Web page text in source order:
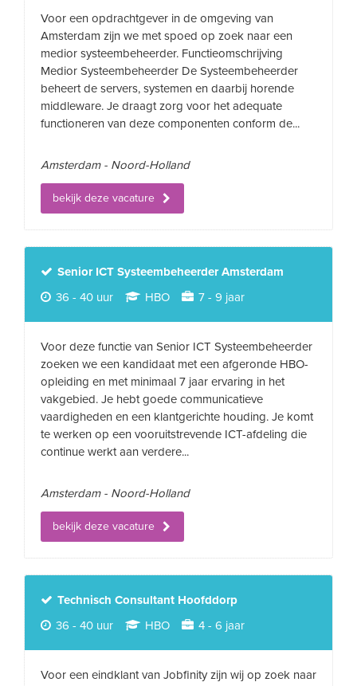
Voor een opdrachtgever in de omgeving van
Amsterdam zijn we met spoed op zoek naar een
medior systeembeheerder. Functieomschrijving
Medior Systeembeheerder De Systeembeheerder
beheert de servers, systemen en daarbij horende
middleware. Je draagt zorg voor het adequate
functioneren van deze componenten conform de...
Amsterdam - Noord-Holland
bekijk deze vacature
Senior ICT Systeembeheerder Amsterdam
36 - 40 uur
HBO 7 - 9 jaar
Voor deze functie van Senior ICT Systeembeheerder
zoeken we een kandidaat met een afgeronde HBO-
opleiding en met minimaal 7 jaar ervaring in het
vakgebied. Je hebt goede communicatieve
vaardigheden en een klantgerichte houding. Je komt
te werken op een vooruitstrevende ICT-afdeling die
continue werkt aan verdere...
Amsterdam - Noord-Holland
bekijk deze vacature
Technisch Consultant Hoofddorp
36 - 40 uur
HBO 4 - 6 jaar
Voor een eindklant van Jobfinity zijn wij op zoek naar